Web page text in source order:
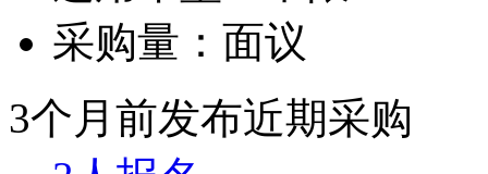
采购量： 面议
3个月前发布近期采购